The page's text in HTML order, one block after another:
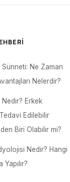
Ne Zaman
Nelerdir?
Erkek
Tedavi Edilebilir
Biri Olabilir mi?
Nedir? Hangi
Yapılır?